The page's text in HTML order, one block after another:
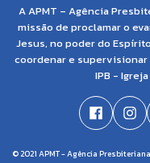
A APMT – Agência
missão de proclamar o
Jesus, no poder do
coordenar e
IPB -
© 2021 APMT - Agência